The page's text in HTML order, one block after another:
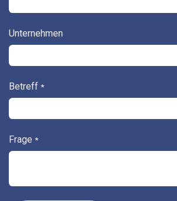
Unternehmen
Betreff *
Frage *